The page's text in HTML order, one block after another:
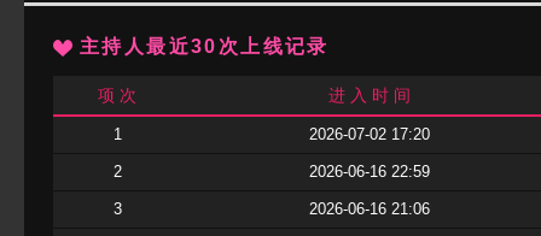
主持人最近30次上线记录
项 次 进 入 时 间
1 2026-07-02 17:20
2 2026-06-16 22:59
3 2026-06-16 21:06